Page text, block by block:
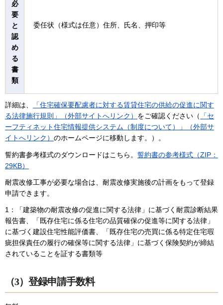
必
要
と
認
め
る
書
類
委任状（様式は任意）住所、氏名、押印等
詳細は、
「住宅確保要配慮者に対する賃貸住宅の供給の促進に関す
る法律施行規則」（外部サイトへリンク） をご確認ください（
「セ
ーフティネット住宅情報提供システム（制度について）」（外部サ
イトへリンク） のホームページに移動します。）。
誓約書参考様式のダウンロードはこちら。 誓約書の参考様式（ZIP：
29KB）
耐震改修工事が必要な場合は、耐震改修実施後の計画をもって登録
申請できます。
1：「建築物の耐震改修の促進に関する法律」に基づく耐震診断結果
報告書、「既存住宅に係る住宅の品質確保の促進等に関する法律」
に基づく建設住宅性能評価書、「既存住宅の売買に係る特定住宅瑕
疵担保責任の履行の確保等に関する法律」に基づく保険契約が締結
されていることを証する書類等
（3）登録申請手数料